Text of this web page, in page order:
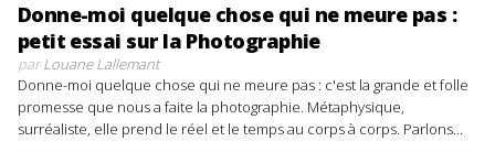
Donne-moi quelque chose qui ne meure pas :
petit essai sur la Photographie
parLouane Lallemant
Donne-moi quelque chose qui ne meure pas : c'est la grande et folle
promesse que nous a faite la photographie. Métaphysique,
surréaliste, elle prend le réel et le temps au corps à corps. Parlons...